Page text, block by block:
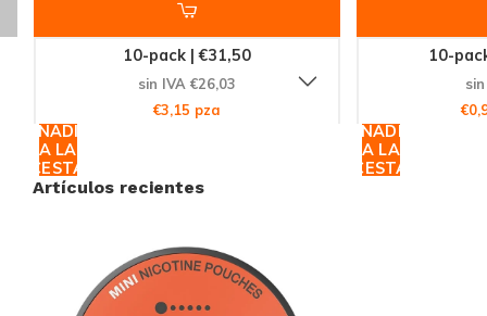
10-pack | €31,50
sin IVA €26,03
€3,15 pza
AÑADIR
A LA
CESTA
10-
AÑADIR
A LA
CESTA
Artículos recientes